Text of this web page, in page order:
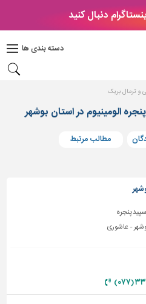
دنبال کنید
دسته بندی ها
و ترمال بریک
الومینیوم در استان بوشهر
مطالب مرتبط
سپید پنجره
- عاشوری